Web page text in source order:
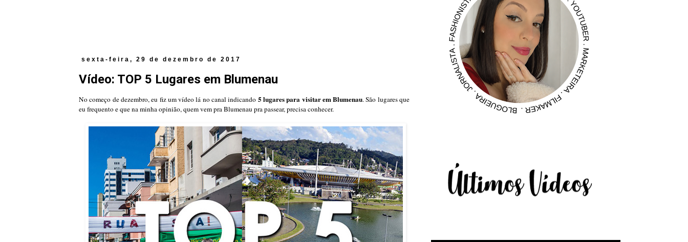
sexta-feira, 29 de dezembro de 2017
Vídeo: TOP 5 Lugares em Blumenau
No começo de dezembro, eu fiz um vídeo lá no canal indicando 5 lugares para visitar em Blumenau. São lugares que
eu frequento e que na minha opinião, quem vem pra Blumenau pra passear, precisa conhecer.